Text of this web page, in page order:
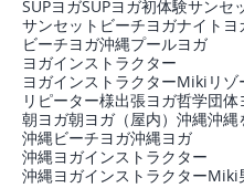
SUPヨガSUPヨガ初体験サンセ
サンセットビーチヨガナイトヨ
ビーチヨガ沖縄プールヨガ
ヨガインストラクター
ヨガインストラクターMiki リ
リピーター様出張ヨガ哲学団体
朝ヨガ朝ヨガ（屋内） 沖縄沖縄
沖縄ビーチヨガ沖縄ヨガ
沖縄ヨガインストラクター
沖縄ヨガインストラクターMiki